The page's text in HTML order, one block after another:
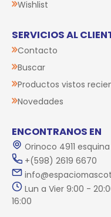
Wishlist
SERVICIOS AL
Contacto
Buscar
Productos vistos
Novedades
ENCONTRANOS EN
Orinoco 4911
+(598) 2619 6670
Lun a Vier 9:00 -
16:00